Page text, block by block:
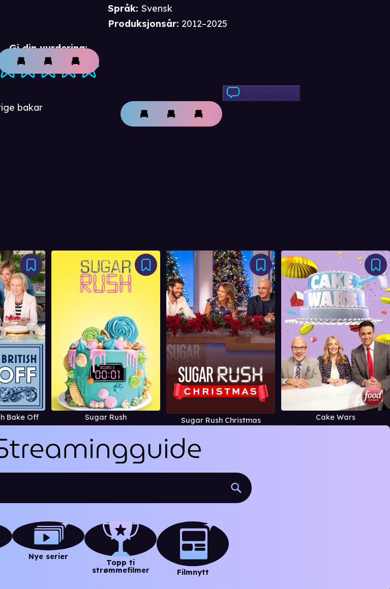
Gi din vurdering:
bakar
Skriv anmeldelse
Språk: Svensk
Produksjonsår: 2012–2025
Bake Off Sugar Rush Sugar Rush Christmas Cake Wars
Nye serier
Topp ti
strømmefilmer
Filmnytt